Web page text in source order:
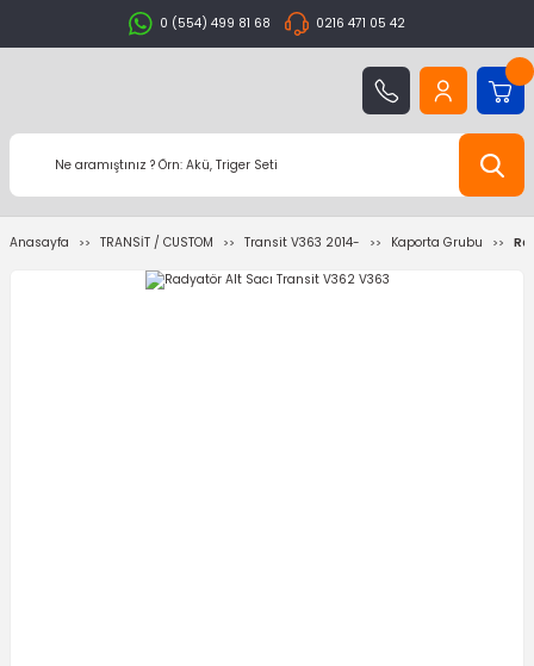
0 (554) 499 81 68 0216 471 05 42
Anasayfa TRANSİT / CUSTOM Transit V363 2014- Kaporta Grubu